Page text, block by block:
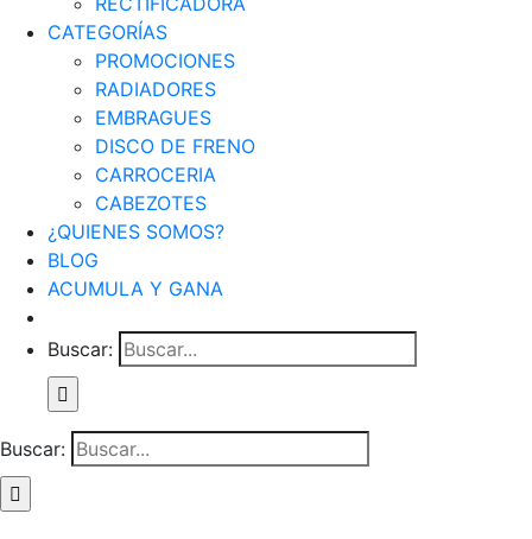
CATEGORÍAS
PROMOCIONES
RADIADORES
EMBRAGUES
DISCO DE FRENO
CARROCERIA
CABEZOTES
¿QUIENES SOMOS?
BLOG
ACUMULA Y GANA
Buscar:
Buscar: